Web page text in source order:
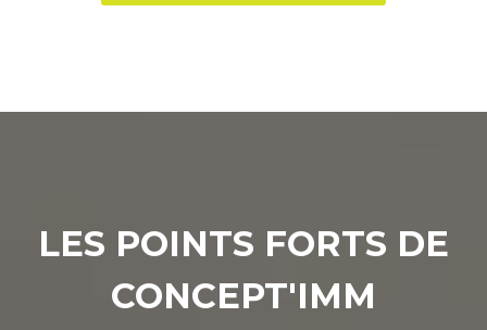
LES POINTS FORTS DE
CONCEPT'IMM